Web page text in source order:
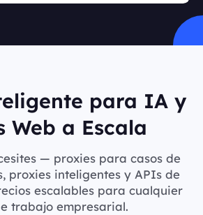
para IA y
Web a Escala
— proxies para casos de
proxies inteligentes y APIs de
escalables para cualquier
trabajo empresarial.